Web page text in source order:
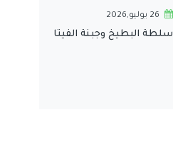
26 يوليو,2026
سلطة البطيخ وجبنة الفيتا